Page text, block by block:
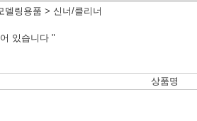
델링용품 > 신너/클리너
있습니다 "
상품명